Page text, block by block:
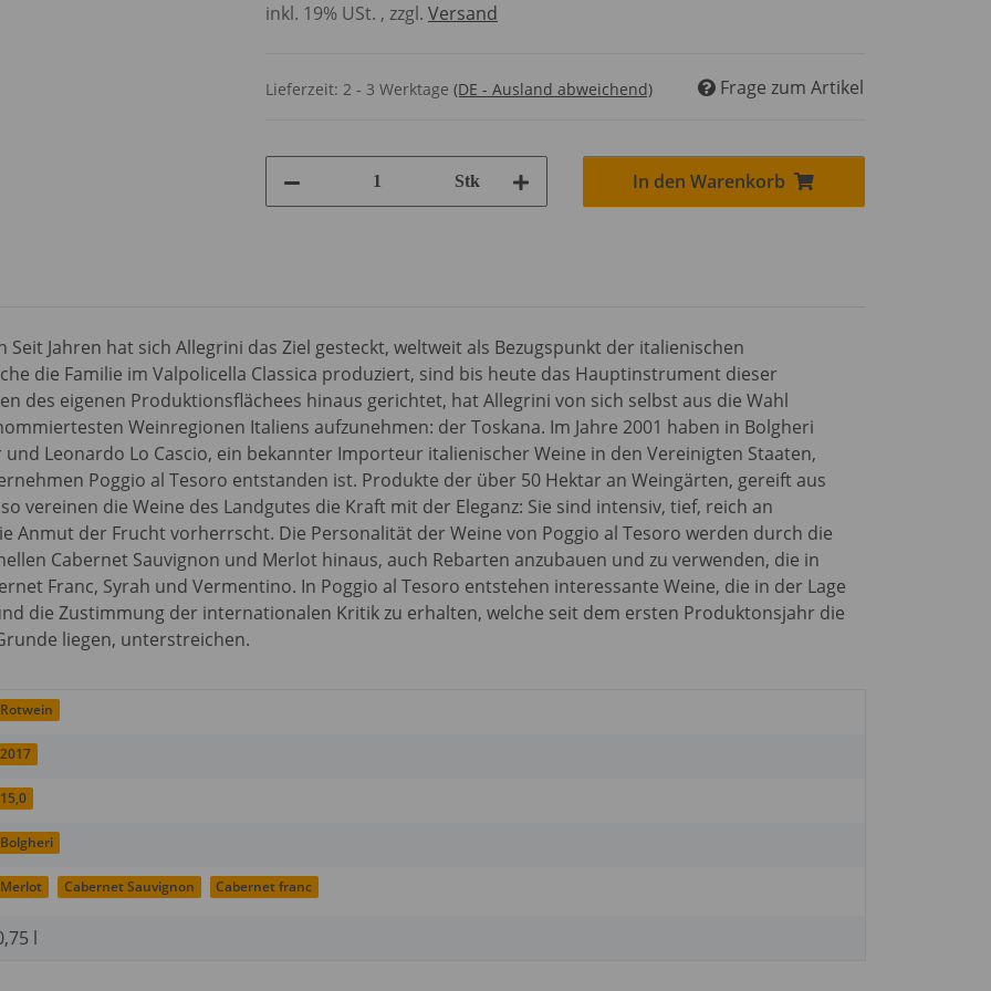
inkl. 19% USt. , zzgl. Versand
Lieferzeit: 2 - 3 Werktage (DE - Ausland abweichend) Frage zum Artikel
Stk In den Warenkorb
Seit Jahren hat sich Allegrini das Ziel gesteckt, weltweit als Bezugspunkt der italienischen
die Familie im Valpolicella Classica produziert, sind bis heute das Hauptinstrument dieser
des eigenen Produktionsflächees hinaus gerichtet, hat Allegrini von sich selbst aus die Wahl
Weinregionen Italiens aufzunehmen: der Toskana. Im Jahre 2001 haben in Bolgheri
Leonardo Lo Cascio, ein bekannter Importeur italienischer Weine in den Vereinigten Staaten,
Poggio al Tesoro entstanden ist. Produkte der über 50 Hektar an Weingärten, gereift aus
vereinen die Weine des Landgutes die Kraft mit der Eleganz: Sie sind intensiv, tief, reich an
Anmut der Frucht vorherrscht. Die Personalität der Weine von Poggio al Tesoro werden durch die
Cabernet Sauvignon und Merlot hinaus, auch Rebarten anzubauen und zu verwenden, die in
Franc, Syrah und Vermentino. In Poggio al Tesoro entstehen interessante Weine, die in der Lage
die Zustimmung der internationalen Kritik zu erhalten, welche seit dem ersten Produktonsjahr die
liegen, unterstreichen.
Rotwein
2017
15,0
Bolgheri
Merlot Cabernet Sauvignon Cabernet franc
l